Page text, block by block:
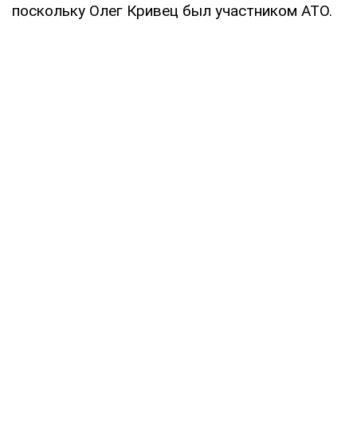
поскольку Олег Кривец был участником АТО.